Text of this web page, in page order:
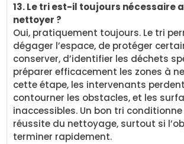
13. Le tri est-il toujours nécessaire
nettoyer ?
Oui, pratiquement toujours. Le tri
dégager l’espace, de protéger
conserver, d’identifier les déchets
préparer efficacement les zones à
cette étape, les intervenants
contourner les obstacles, et les
inaccessibles. Un bon tri
réussite du nettoyage, surtout si
terminer rapidement.